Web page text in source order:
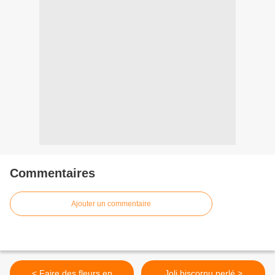
Commentaires
Ajouter un commentaire